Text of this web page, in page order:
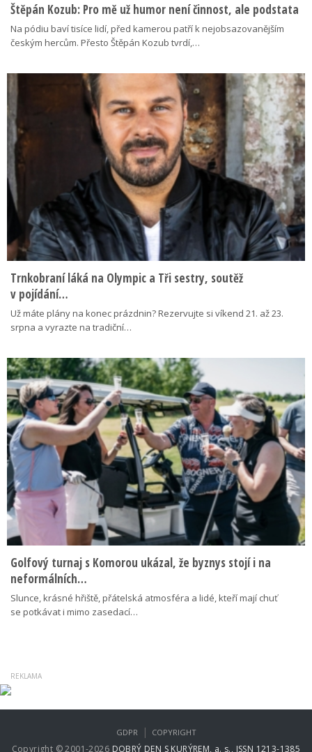
Štěpán Kozub: Pro mě už humor není činnost, ale podstata
Na pódiu baví tisíce lidí, před kamerou patří k nejobsazovanějším
českým hercům. Přesto Štěpán Kozub tvrdí,…
Trnkobraní láká na Olympic a Tři sestry, soutěž
v pojídání…
Už máte plány na konec prázdnin? Rezervujte si víkend 21. až 23.
srpna a vyrazte na tradiční…
Golfový turnaj s Komorou ukázal, že byznys stojí i na
neformálních…
Slunce, krásné hřiště, přátelská atmosféra a lidé, kteří mají chuť
se potkávat i mimo zasedací…
Copyright © 2001-2026 DOBRÝ DEN S KURÝREM, a. s., ISSN 1213-1385
GDPR | COPYRIGHT